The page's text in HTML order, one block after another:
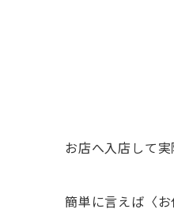
お店へ入店して
簡単に言えば〈